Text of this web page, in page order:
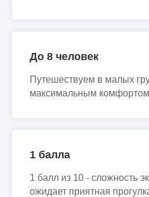
До 8 человек
Путешествуем в малых
максимальным комфортом
1 балла
1 балл из 10 - сложность
ожидает приятная